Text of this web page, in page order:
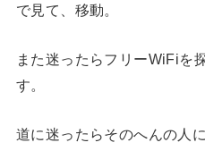
で見て、移動。
また迷ったらフリーWiFiを
す。
道に迷ったらそのへんの人